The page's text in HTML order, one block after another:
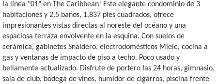
la línea "01" en The Caribbean! Este elegante condominio de 3
habitaciones y 2.5 baños, 1,837 pies cuadrados, ofrece
impresionantes vistas directas al noreste del océano y una
espaciosa terraza envolvente en la esquina. Con suelos de
cerámica, gabinetes Snaidero, electrodomésticos Miele, cocina a
gas y ventanas de impacto de piso a techo. Poco usado y
bellamente actualizado. Disfrute de portero las 24 horas, gimnasio,
sala de club, bodega de vinos, humidor de cigarros, piscina frente